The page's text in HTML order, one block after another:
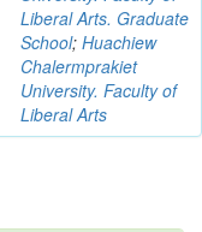
Liberal Arts. Graduate
School; Huachiew
Chalermprakiet
University. Faculty of
Liberal Arts